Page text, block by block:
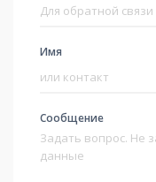
Имя
Сообщение